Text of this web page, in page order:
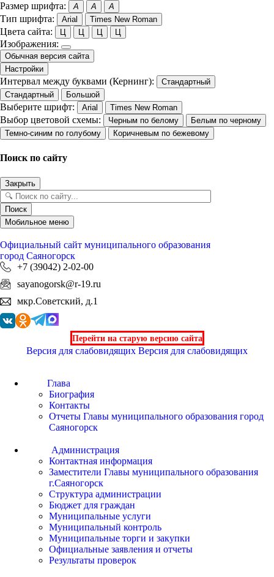
Размер шрифта: A A A
Тип шрифта: Arial Times New Roman
Цвета сайта: Ц Ц Ц Ц
Изображения:
Обычная версия сайта
Настройки
Интервал между буквами (Кернинг):
Стандартный
Стандартный
Большой
Выберите шрифт: Arial Times New Roman
Выбор цветовой схемы: Черным по белому
Белым по черному
Темно-синим по голубому
Коричневым по бежевому
Поиск по сайту
Закрыть
Поиск
Мобильное меню
Официальный сайт муниципального образования
город Саяногорск
+7 (39042) 2-02-00
sayanogorsk@r-19.ru
мкр.Советский, д.1
Перейти на старую версию сайта
Версия для слабовидящих Версия для слабовидящих
Глава
Биография
Контакты
Отчеты Главы муниципального образования город
Саяногорск
Администрация
Контактная информация
Заместители Главы муниципального образования
г.Саяногорск
Структура администрации
Бюджет для граждан
Муниципальные услуги
Муниципальный контроль
Муниципальные торги и закупки
Официальные заявления и отчеты
Результаты проверок